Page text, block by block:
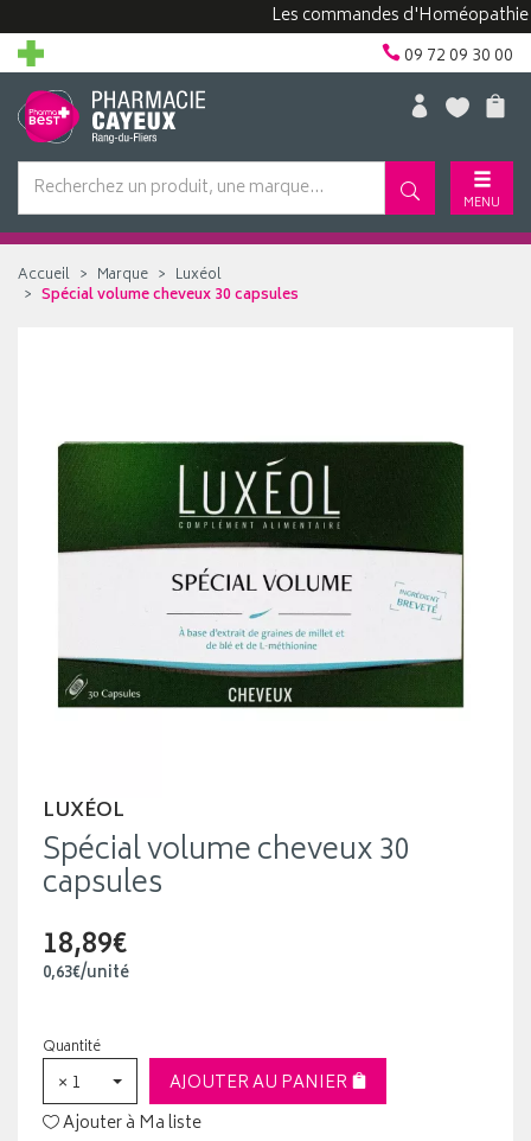
Les commandes d'Homéopathie
09 72 09 30 00
MENU
Accueil Marque
Luxéol
Spécial volume cheveux 30 capsules
LUXÉOL
Spécial volume cheveux 30
capsules
18,89€
0,63€/unité
Quantité
× 1
AJOUTER AU PANIER
Ajouter à Ma liste